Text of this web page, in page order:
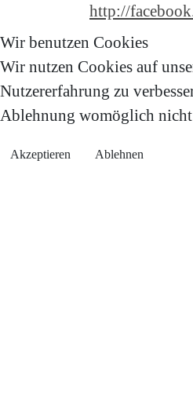
http://
Wir benutzen Cookies
Wir nutzen Cookies auf
Nutzererfahrung zu
Ablehnung womöglich nicht
Akzeptieren Ablehnen